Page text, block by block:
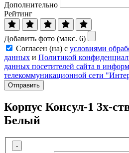
Дополнительно
Рейтинг
Добавить фото (макс. 6)
Согласен (на) с условиями
данных и Политикой
данных посетителей сайта в
телекоммуникационной сети
Отправить
Корпус Консул-1 3х-
Белый
-